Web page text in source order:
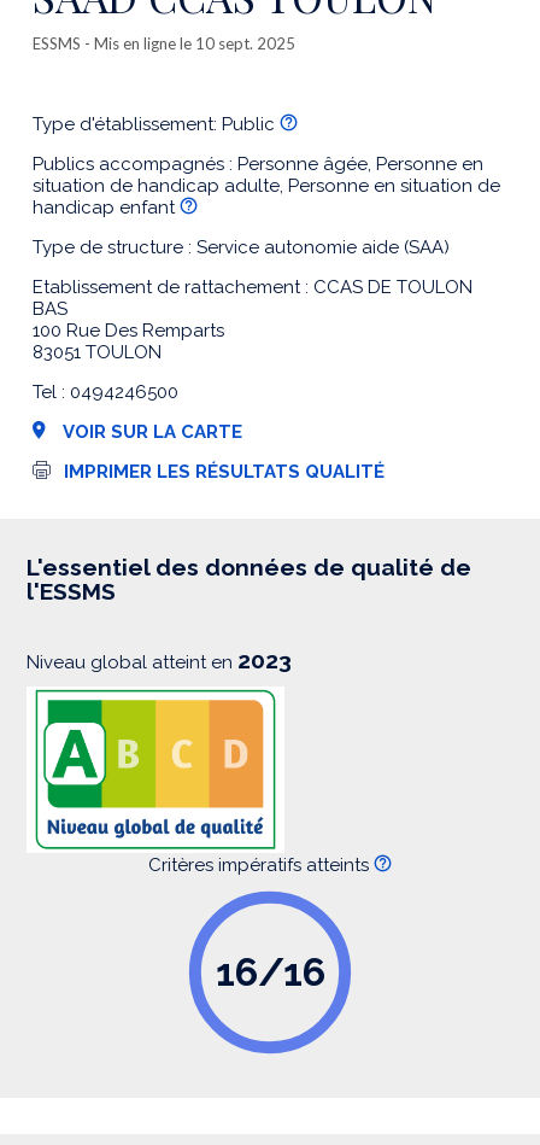
ESSMS - Mis en ligne le 10 sept. 2025
Type d'établissement: Public
Publics accompagnés : Personne âgée, Personne en
situation de handicap adulte, Personne en situation de
handicap enfant
Type de structure : Service autonomie aide (SAA)
Etablissement de rattachement : CCAS DE TOULON
BAS
100 Rue Des Remparts
83051 TOULON
Tel : 0494246500
VOIR SUR LA CARTE
I
s
i
IMPRIMER LES RÉSULTATS QUALITÉ
L'essentiel des données de qualité de
l'ESSMS
Niveau global atteint en 2023
Critères impératifs atteints
16/16